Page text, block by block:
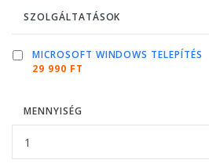
SZOLGÁLTATÁSOK
MICROSOFT WINDOWS TELEPÍTÉS
29 990 FT
MENNYISÉG